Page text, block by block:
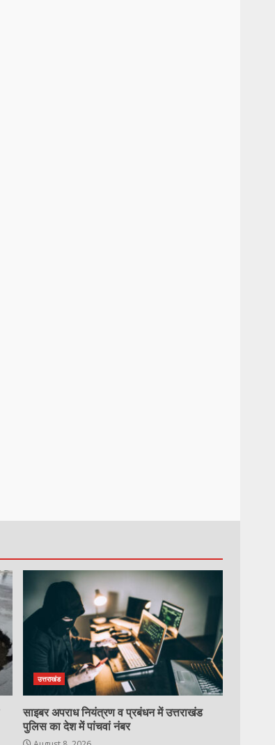
उत्तराखंड
साइबर अपराध नियंत्रण व प्रबंधन में उत्तराखंड
पुलिस का देश में पांचवां नंबर